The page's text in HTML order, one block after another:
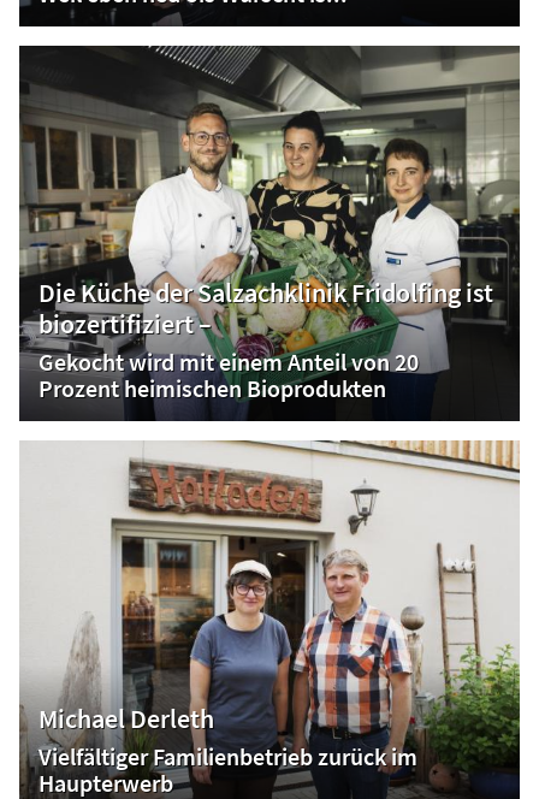
Die Küche der Salzachklinik Fridolfing ist
biozertifiziert –
Gekocht wird mit einem Anteil von 20
Prozent heimischen Bioprodukten
Michael Derleth
Vielfältiger Familienbetrieb zurück im
Haupterwerb